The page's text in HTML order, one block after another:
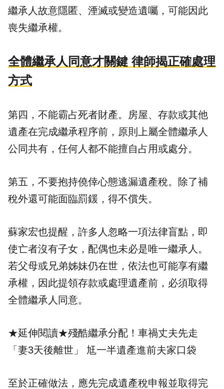
繼承人故意隱匿、湮滅或變造遺囑，可能因此
喪失繼承權。
全體繼承人同意才關鍵 律師揭正確處理
方式
第四，不能霸占死者財產。房屋、存款或其他
遺產在完成繼承程序前，原則上屬全體繼承人
公同共有，任何人都不能擅自占用或處分。
第五，不要抱持僥倖心態逃漏遺產稅。除了補
稅外還可能面臨罰鍰，得不償失。
蘇家宏也提醒，許多人忽略一項法律盲點，即
使亡者沒有子女，配偶也未必是唯一繼承人。
若父母或兄弟姊妹仍在世，依法也可能享有繼
承權，因此提領存款或處理遺產前，必須取得
全體繼承人同意。
★延伸閱讀★殘酷繼承分配！車禍丈夫先走
「妻3天後離世」 尪一半遺產進前夫家口袋
至於正確做法，應先完成遺產稅申報並取得完